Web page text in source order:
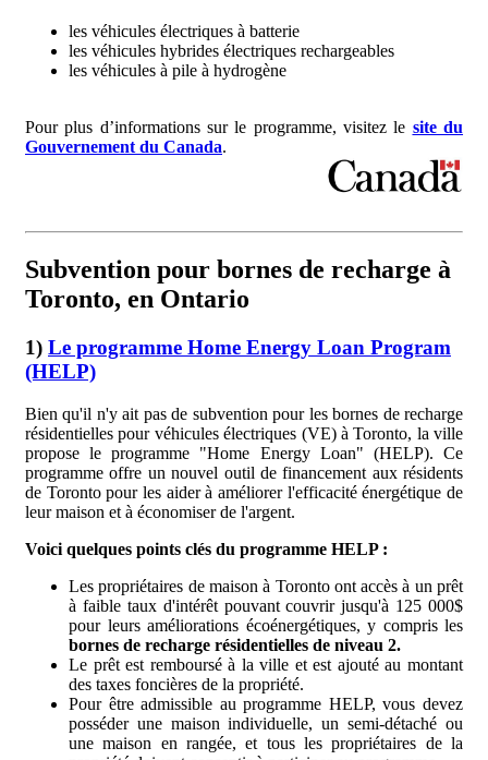
les véhicules électriques à batterie
les véhicules hybrides électriques rechargeables
les véhicules à pile à hydrogène
Pour plus d’informations sur le programme, visitez le site du
Gouvernement du Canada.
Subvention pour bornes de recharge à
Toronto, en Ontario
1) Le programme Home Energy Loan Program
(HELP)
Bien qu'il n'y ait pas de subvention pour les bornes de recharge
résidentielles pour véhicules électriques (VE) à Toronto, la ville
propose le programme "Home Energy Loan" (HELP). Ce
programme offre un nouvel outil de financement aux résidents
de Toronto pour les aider à améliorer l'efficacité énergétique de
leur maison et à économiser de l'argent.
Voici quelques points clés du programme HELP :
Les propriétaires de maison à Toronto ont accès à un prêt
à faible taux d'intérêt pouvant couvrir jusqu'à 125 000$
pour leurs améliorations écoénergétiques, y compris les
bornes de recharge résidentielles de niveau 2.
Le prêt est remboursé à la ville et est ajouté au montant
des taxes foncières de la propriété.
Pour être admissible au programme HELP, vous devez
posséder une maison individuelle, un semi-détaché ou
une maison en rangée, et tous les propriétaires de la